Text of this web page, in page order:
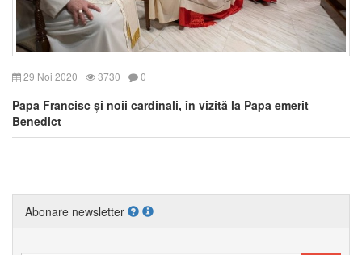
29 Noi 2020 3730 0
Papa Francisc și noii cardinali, în vizită la Papa emerit
Benedict
Abonare newsletter